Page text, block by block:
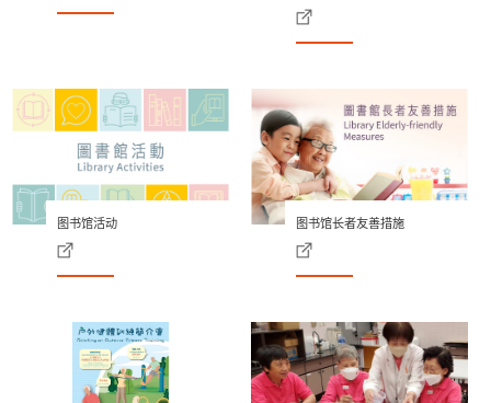
图书馆活动 图书馆长者友善措施